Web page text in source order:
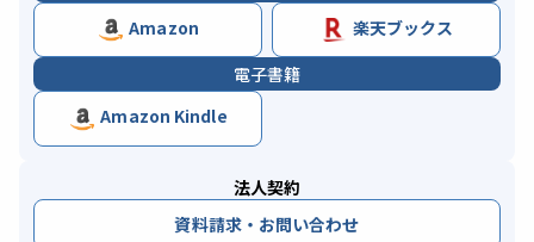
Amazon
楽天ブックス
電子書籍
Amazon Kindle
法人契約
資料請求・お問い合わせ